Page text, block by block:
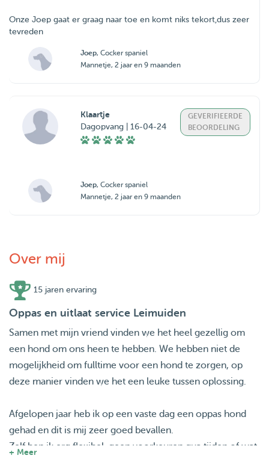
Onze Joep gaat er graag naar toe en komt niks tekort,dus zeer
tevreden
Joep, Cocker spaniel
Mannetje, 2 jaar en 9 maanden
Klaartje
Dagopvang | 16-04-24
GEVERIFIEERDE
BEOORDELING
Joep, Cocker spaniel
Mannetje, 2 jaar en 9 maanden
Over mij
15 jaren ervaring
Oppas en uitlaat service Leimuiden
Samen met mijn vriend vinden we het heel gezellig om
een hond om ons heen te hebben. We hebben niet de
mogelijkheid om fulltime voor een hond te zorgen, op
deze manier vinden we het een leuke tussen oplossing.
Afgelopen jaar heb ik op een vaste dag een oppas hond
gehad en dit is mij zeer goed bevallen.
Zelf ben ik erg flexibel, geen voorkeuren qua tijden of wat
+ Meer